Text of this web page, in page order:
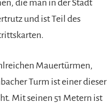
die man in der Stadt
und ist Teil des
Mauertürmen,
Turm ist einer dieser
Mit seinen 51 Metern ist